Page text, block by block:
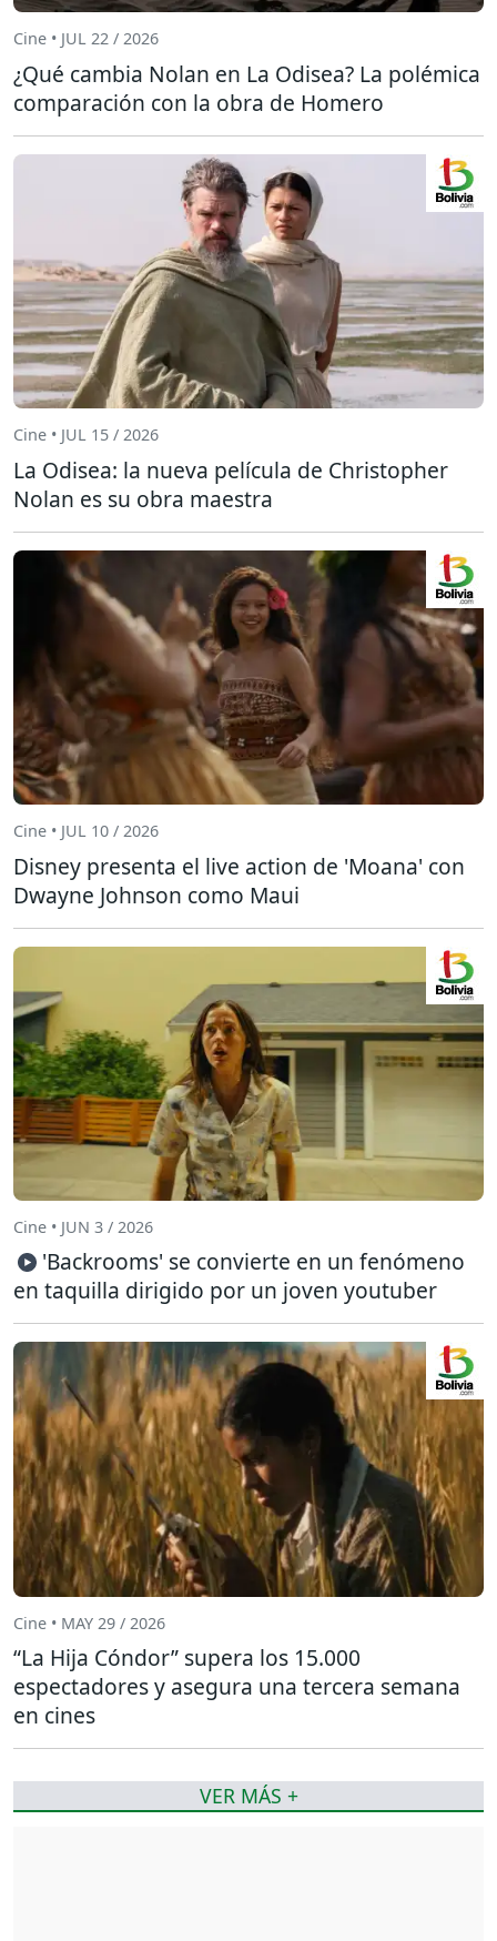
Cine • JUL 22 / 2026
¿Qué cambia Nolan en La Odisea? La polémica
comparación con la obra de Homero
Cine • JUL 15 / 2026
La Odisea: la nueva película de Christopher
Nolan es su obra maestra
Cine • JUL 10 / 2026
Disney presenta el live action de 'Moana' con
Dwayne Johnson como Maui
Cine • JUN 3 / 2026
'Backrooms' se convierte en un fenómeno
en taquilla dirigido por un joven youtuber
Cine • MAY 29 / 2026
“La Hija Cóndor” supera los 15.000
espectadores y asegura una tercera semana
en cines
VER MÁS +